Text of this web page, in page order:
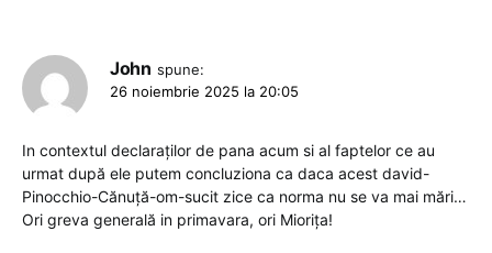
John spune:
26 noiembrie 2025 la 20:05
In contextul declaraților de pana acum si al faptelor ce au
urmat după ele putem concluziona ca daca acest david-
Pinocchio-Cănuță-om-sucit zice ca norma nu se va mai mări…
Ori greva generală in primavara, ori Miorița!